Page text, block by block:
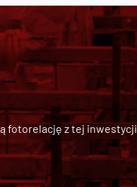
fotorelację z tej inwestycji.